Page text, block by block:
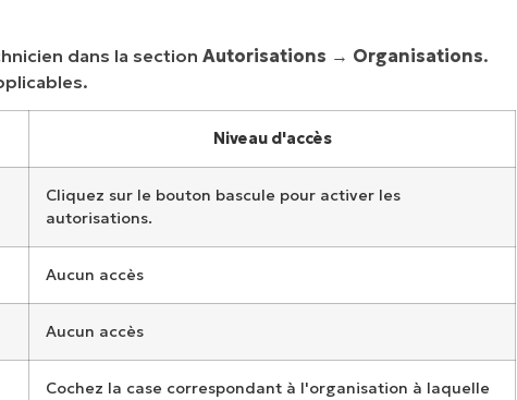
dans la section Autorisations → Organisations.
Niveau d'accès
Cliquez sur le bouton bascule pour activer les
autorisations.
Aucun accès
Aucun accès
Cochez la case correspondant à l'organisation à laquelle